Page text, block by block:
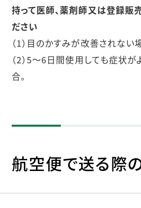
持って医師、薬剤師又は登録販
ださい
（1）目のかすみが改善されない
（2）5～6日間使用しても症状が
合。
航空便で送る際